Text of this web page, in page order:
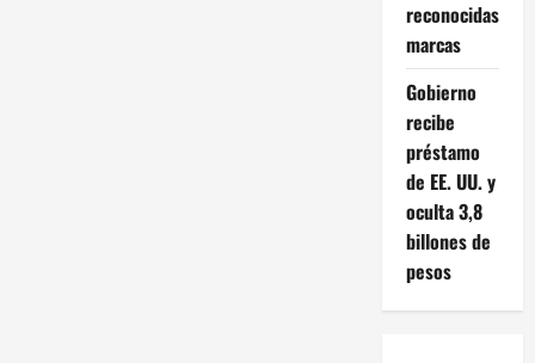
reconocidas
marcas
Gobierno
recibe
préstamo
de EE. UU. y
oculta 3,8
billones de
pesos